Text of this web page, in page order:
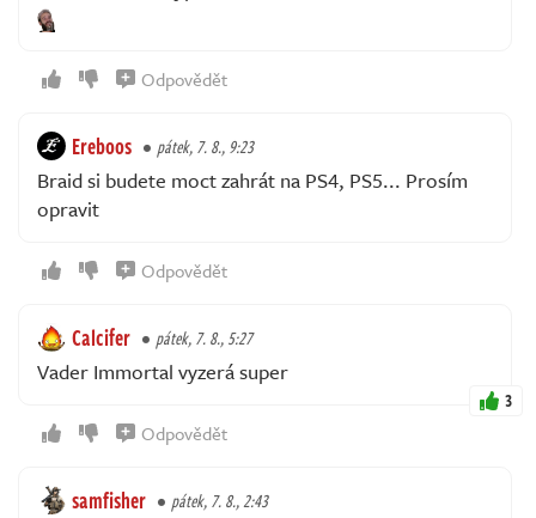
Odpovědět
Ereboos pátek, 7. 8., 9:23
Braid si budete moct zahrát na PS4, PS5... Prosím
opravit
Odpovědět
Calcifer pátek, 7. 8., 5:27
Vader Immortal vyzerá super
3
Odpovědět
samfisher pátek, 7. 8., 2:43